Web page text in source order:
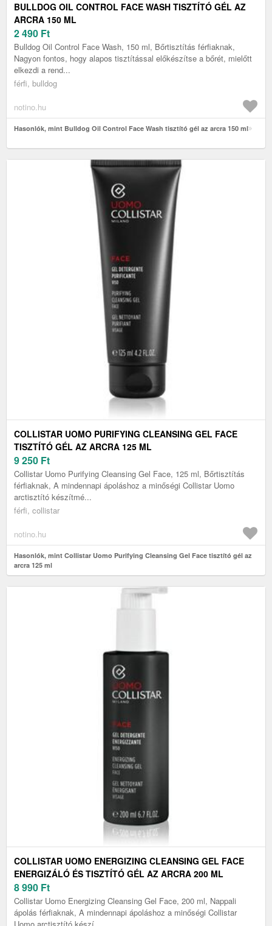
BULLDOG OIL CONTROL FACE WASH TISZTÍTÓ GÉL AZ
ARCRA 150 ML
2 490 Ft
Bulldog Oil Control Face Wash, 150 ml, Bőrtisztítás férfiaknak,
Nagyon fontos, hogy alapos tisztítással előkészítse a bőrét, mielőtt
elkezdi a rend...
férfi, bulldog
notino.hu
Hasonlók, mint Bulldog Oil Control Face Wash tisztító gél az arcra 150 ml
COLLISTAR UOMO PURIFYING CLEANSING GEL FACE
TISZTÍTÓ GÉL AZ ARCRA 125 ML
9 250 Ft
Collistar Uomo Purifying Cleansing Gel Face, 125 ml, Bőrtisztítás
férfiaknak, A mindennapi ápoláshoz a minőségi Collistar Uomo
arctisztító készítmé...
férfi, collistar
notino.hu
Hasonlók, mint Collistar Uomo Purifying Cleansing Gel Face tisztító gél az
arcra 125 ml
COLLISTAR UOMO ENERGIZING CLEANSING GEL FACE
ENERGIZÁLÓ ÉS TISZTÍTÓ GÉL AZ ARCRA 200 ML
8 990 Ft
Collistar Uomo Energizing Cleansing Gel Face, 200 ml, Nappali
ápolás férfiaknak, A mindennapi ápoláshoz a minőségi Collistar